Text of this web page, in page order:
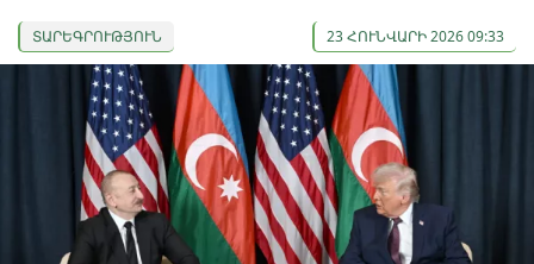
ՏԱՐԵԳՐՈՒԹՅՈՒՆ 23 ՀՈՒՆՎԱՐԻ 2026 09:33